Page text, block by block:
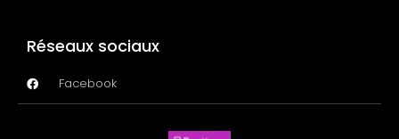
Réseaux sociaux
Facebook